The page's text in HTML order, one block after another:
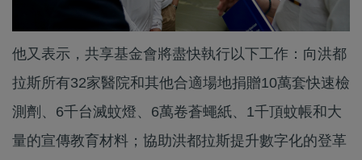
他又表示，共享基金會將盡快執行以下工作：向洪都
拉斯所有32家醫院和其他合適場地捐贈10萬套快速檢
測劑、6千台滅蚊燈、6萬卷蒼蠅紙、1千頂蚊帳和大
量的宣傳教育材料；協助洪都拉斯提升數字化的登革